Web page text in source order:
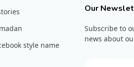
style name
Our
Subscribe to
news about